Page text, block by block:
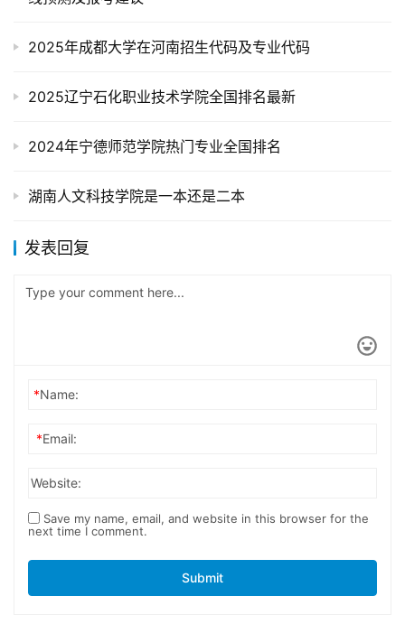
2025年成都大学在河南招生代码及专业代码
2025辽宁石化职业技术学院全国排名最新
2024年宁德师范学院热门专业全国排名
湖南人文科技学院是一本还是二本
发表回复
*Name:
*Email:
Website:
Save my name, email, and website in this browser for the
next time I comment.
Submit